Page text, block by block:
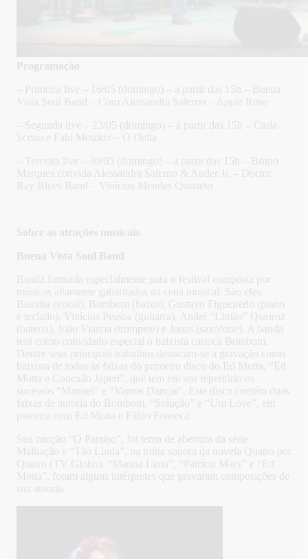
Programação
– Primeira live – 16/05 (domingo) – a partir das 15h – Buena
Vista Soul Band – Com Alessandra Salerno – Apple Rose
– Segunda live – 23/05 (domingo) – a partir das 15h – Carla
Sceno e Fabi Metzker – O Delta
– Terceira live – 30/05 (domingo) – a partir das 15h – Bruno
Marques convida Alessandra Salerno & Auder Jr. – Doctor
Ray Blues Band – Vinícius Mendes Quarteto
Sobre as atrações musicais
Buena Vista Soul Band
Banda formada especialmente para o festival composta por
músicos altamente gabaritados na cena musical. São eles:
Bauxita (vocal), Bombom (baixo), Gustavo Figueiredo (piano
e teclado), Vinícius Pessoa (guitarra), André “Limão” Queiroz
(bateria), João Vianna (trompete) e Jonas (saxofone). A banda
terá como convidado especial o baixista carioca Bombom.
Dentre seus principais trabalhos destacam-se a gravação como
baixista de todas as faixas do primeiro disco do Ed Motta, “Ed
Motta e Conexão Japeri”, que tem em seu repertório os
sucessos “Manuel” e “Vamos Dançar”. Este disco contém duas
faixas de autoria do Bombom, “Solução” e “Um Love”, em
parceria com Ed Motta e Fábio Fonseca.
Sua canção “O Paraíso”, foi tema de abertura da série
Malhação e “Tão Linda”, na trilha sonora da novela Quatro por
Quatro (TV Globo). “Marina Lima”, “Patrícia Marx” e “Ed
Motta”, foram alguns intérpretes que gravaram composições de
sua autoria.